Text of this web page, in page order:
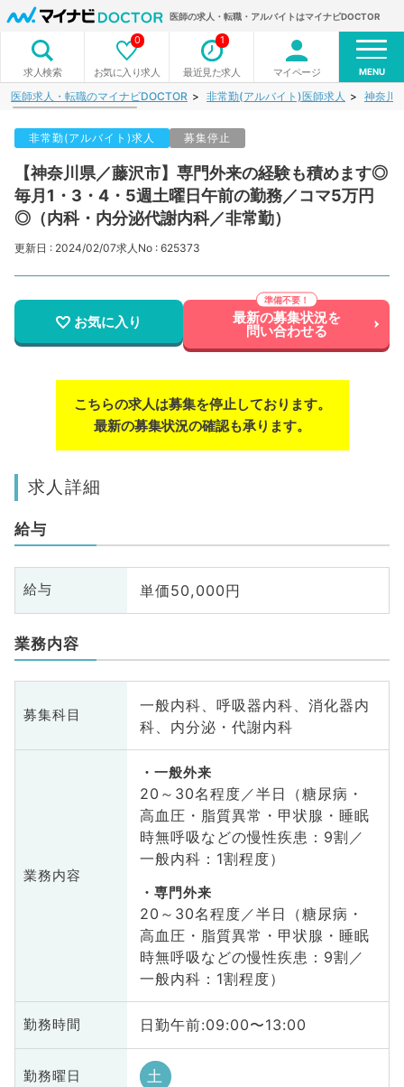
医師の求人・転職・アルバイトはマイナビDOCTOR
求人検索 お気に入り求人
0
最近見た求人
1
マイページ MENU
医師求人・転職のマイナビDOCTOR 非常勤(アルバイト)医師求人 神奈川
非常勤(アルバイト)求人 募集停止
【神奈川県／藤沢市】専門外来の経験も積めます◎
毎月1・3・4・5週土曜日午前の勤務／コマ5万円
◎（内科・内分泌代謝内科／非常勤）
更新日 : 2024/02/07求人No : 625373
お気に入り 最新の募集状況を
問い合わせる
こちらの求人は募集を停止しております。
最新の募集状況の確認も承ります。
求人詳細
給与
給与 単価50,000円
業務内容
募集科目
一般内科、呼吸器内科、消化器内
科、内分泌・代謝内科
業務内容
一般外来
20～30名程度／半日（糖尿病・
高血圧・脂質異常・甲状腺・睡眠
時無呼吸などの慢性疾患：9割／
一般内科：1割程度）
専門外来
20～30名程度／半日（糖尿病・
高血圧・脂質異常・甲状腺・睡眠
時無呼吸などの慢性疾患：9割／
一般内科：1割程度）
勤務時間 日勤午前:09:00〜13:00
勤務曜日 土